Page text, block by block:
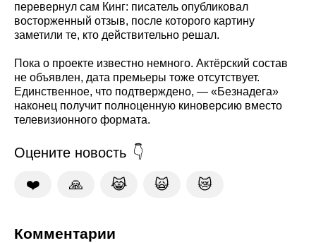
перевернул сам Кинг: писатель опубликовал
восторженный отзыв, после которого картину
заметили те, кто действительно решал.
Пока о проекте известно немного. Актёрский состав
не объявлен, дата премьеры тоже отсутствует.
Единственное, что подтверждено, — «Безнадега»
наконец получит полноценную киноверсию вместо
телевизионного формата.
Оцените новость
❤️ 🙏 😹 🙀 😿
Комментарии